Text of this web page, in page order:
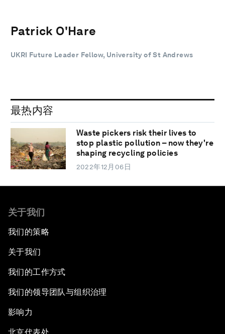
Patrick O'Hare
UKRI Future Leader Fellow, University of St Andrews
最热内容
Waste pickers risk their lives to
stop plastic pollution – now they're
shaping recycling policies
2022年12月06日
关于我们
我们的策略
关于我们
我们的工作方式
我们的领导团队与组织治理
影响力